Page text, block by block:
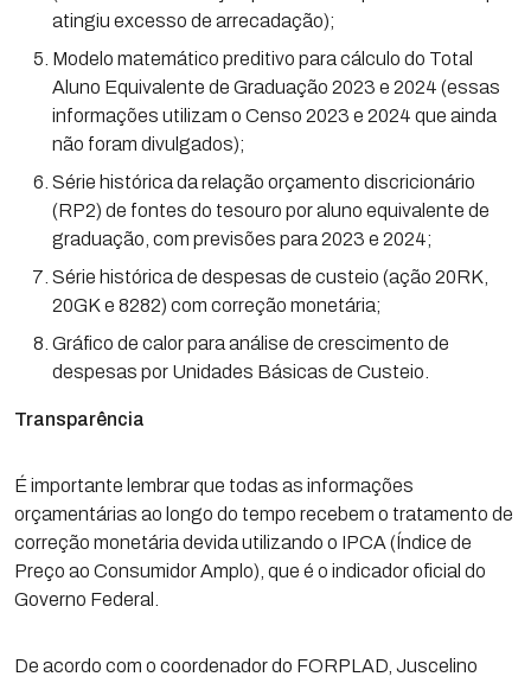
atingiu excesso de arrecadação);
Modelo matemático preditivo para cálculo do Total
Aluno Equivalente de Graduação 2023 e 2024 (essas
informações utilizam o Censo 2023 e 2024 que ainda
não foram divulgados);
Série histórica da relação orçamento discricionário
(RP2) de fontes do tesouro por aluno equivalente de
graduação, com previsões para 2023 e 2024;
Série histórica de despesas de custeio (ação 20RK,
20GK e 8282) com correção monetária;
Gráfico de calor para análise de crescimento de
despesas por Unidades Básicas de Custeio.
Transparência
É importante lembrar que todas as informações
orçamentárias ao longo do tempo recebem o tratamento de
correção monetária devida utilizando o IPCA (Índice de
Preço ao Consumidor Amplo), que é o indicador oficial do
Governo Federal.
De acordo com o coordenador do FORPLAD, Juscelino